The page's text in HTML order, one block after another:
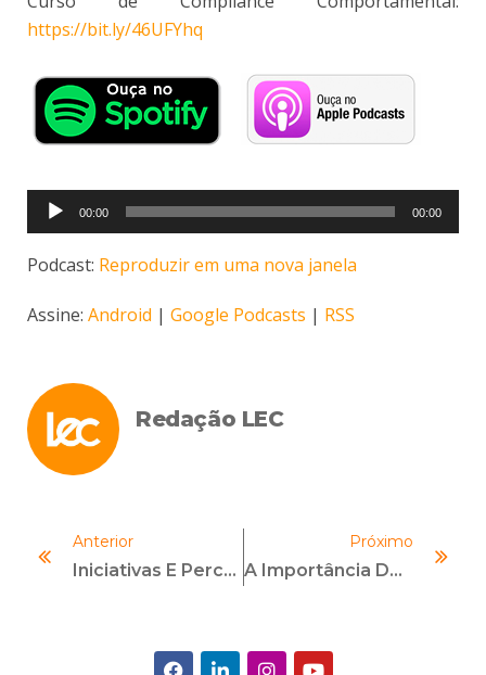
https://bit.ly/46UFYhq
Tocador
de
áudio
00:00 00:00
Podcast: Reproduzir em uma nova janela
Assine: Android | Google Podcasts | RSS
Redação LEC
Anterior
Iniciativas E Percepções Sobre O Combate À Corrupção No Brasil
Próximo
A Importância Do Código De Conduta Para Uma Cultura Organizacional Ética E Sustentável